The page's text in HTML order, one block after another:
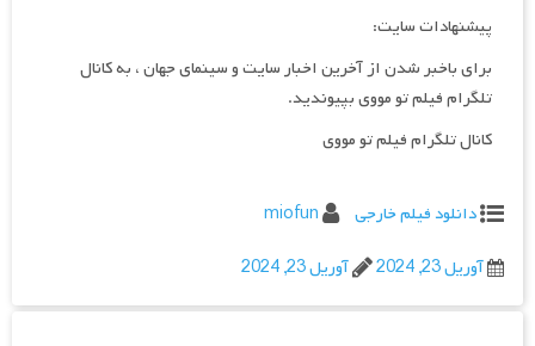
پیشنهادات سایت:
برای باخبر شدن از آخرین اخبار سایت و سینمای جهان ، به کانال
تلگرام فیلم تو مووی بپیوندید.
کانال تلگرام فیلم تو مووی
دانلود فیلم خارجی
miofun
آوریل 23, 2024
آوریل 23, 2024